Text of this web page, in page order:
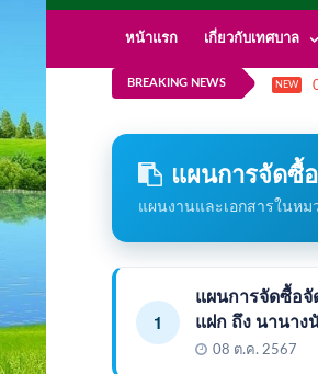
หน้าแรก เกี่ยวกับเทศบาล
BREAKING NEWS NEW
แผนการจัดซื้
แผนงานและเอกสารในหม
1
แผนการจัดซื้อ
แฝก ถึง นานา
08 ต.ค. 2567